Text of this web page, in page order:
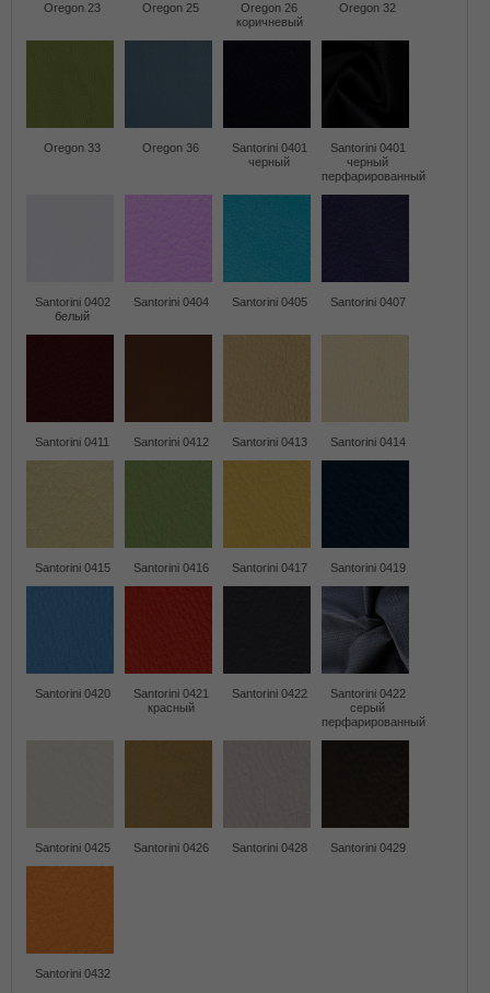
Oregon 23 Oregon 25
Oregon 26
коричневый
Oregon 32
Oregon 33 Oregon 36
Santorini 0401
черный
Santorini 0401
черный
перфарированный
Santorini 0402
белый
Santorini 0404 Santorini 0405 Santorini 0407
Santorini 0411 Santorini 0412 Santorini 0413 Santorini 0414
Santorini 0415 Santorini 0416 Santorini 0417 Santorini 0419
Santorini 0420
Santorini 0421
красный
Santorini 0422
Santorini 0422
серый
перфарированный
Santorini 0425 Santorini 0426 Santorini 0428 Santorini 0429
Santorini 0432